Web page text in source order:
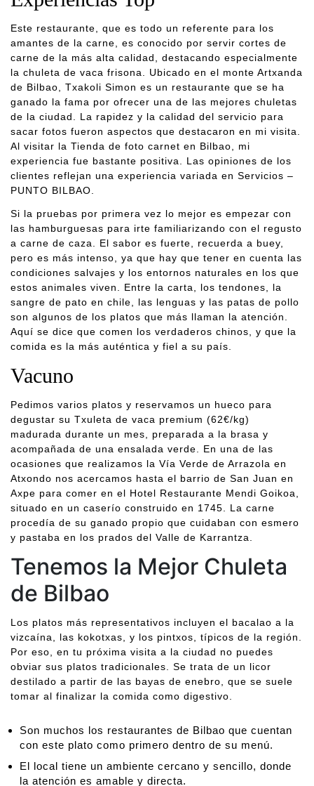
Este restaurante, que es todo un referente para los
amantes de la carne, es conocido por servir cortes de
carne de la más alta calidad, destacando especialmente
la chuleta de vaca frisona. Ubicado en el monte Artxanda
de Bilbao, Txakoli Simon es un restaurante que se ha
ganado la fama por ofrecer una de las mejores chuletas
de la ciudad. La rapidez y la calidad del servicio para
sacar fotos fueron aspectos que destacaron en mi visita.
Al visitar la Tienda de foto carnet en Bilbao, mi
experiencia fue bastante positiva. Las opiniones de los
clientes reflejan una experiencia variada en Servicios –
PUNTO BILBAO.
Si la pruebas por primera vez lo mejor es empezar con
las hamburguesas para irte familiarizando con el regusto
a carne de caza. El sabor es fuerte, recuerda a buey,
pero es más intenso, ya que hay que tener en cuenta las
condiciones salvajes y los entornos naturales en los que
estos animales viven. Entre la carta, los tendones, la
sangre de pato en chile, las lenguas y las patas de pollo
son algunos de los platos que más llaman la atención.
Aquí se dice que comen los verdaderos chinos, y que la
comida es la más auténtica y fiel a su país.
Vacuno
Pedimos varios platos y reservamos un hueco para
degustar su Txuleta de vaca premium (62€/kg)
madurada durante un mes, preparada a la brasa y
acompañada de una ensalada verde. En una de las
ocasiones que realizamos la Vía Verde de Arrazola en
Atxondo nos acercamos hasta el barrio de San Juan en
Axpe para comer en el Hotel Restaurante Mendi Goikoa,
situado en un caserío construido en 1745. La carne
procedía de su ganado propio que cuidaban con esmero
y pastaba en los prados del Valle de Karrantza.
Tenemos la Mejor Chuleta
de Bilbao
Los platos más representativos incluyen el bacalao a la
vizcaína, las kokotxas, y los pintxos, típicos de la región.
Por eso, en tu próxima visita a la ciudad no puedes
obviar sus platos tradicionales. Se trata de un licor
destilado a partir de las bayas de enebro, que se suele
tomar al finalizar la comida como digestivo.
Son muchos los restaurantes de Bilbao que cuentan
con este plato como primero dentro de su menú.
El local tiene un ambiente cercano y sencillo, donde
la atención es amable y directa.